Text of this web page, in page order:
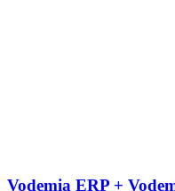
Vodemia ERP +